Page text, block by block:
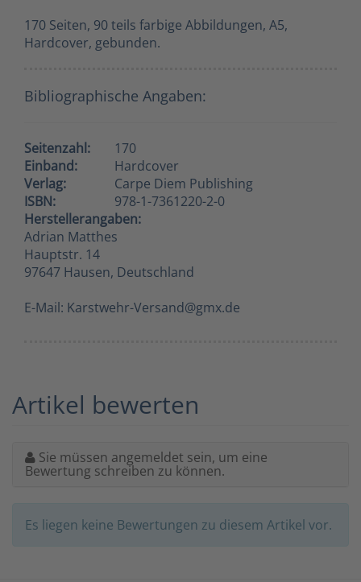
170 Seiten, 90 teils farbige Abbildungen, A5,
Hardcover, gebunden.
Bibliographische Angaben:
Seitenzahl:
170
Einband:
Hardcover
Verlag:
Carpe Diem Publishing
ISBN:
978-1-7361220-2-0
Herstellerangaben:
Adrian Matthes
Hauptstr. 14
97647 Hausen, Deutschland
E-Mail: Karstwehr-Versand@gmx.de
Artikel bewerten
Sie müssen angemeldet sein, um eine
Bewertung schreiben zu können.
Es liegen keine Bewertungen zu diesem Artikel vor.